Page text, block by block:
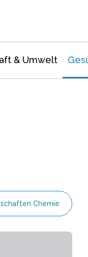
& Umwelt
Chemie